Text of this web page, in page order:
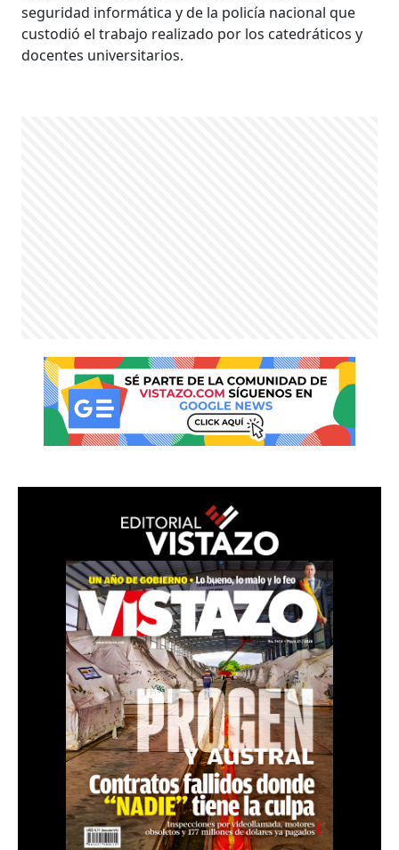
seguridad informática y de la policía nacional que
custodió el trabajo realizado por los catedráticos y
docentes universitarios.